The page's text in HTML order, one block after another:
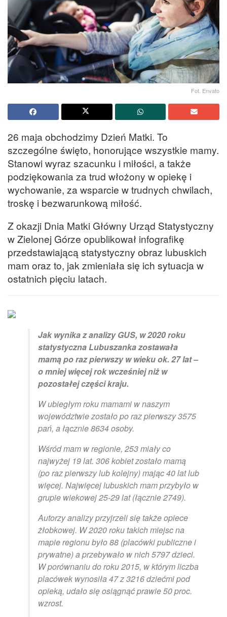
Fot. Envato
26 maja obchodzimy Dzień Matki. To
szczególne święto, honorujące wszystkie mamy.
Stanowi wyraz szacunku i miłości, a także
podziękowania za trud włożony w opiekę i
wychowanie, za wsparcie w trudnych chwilach,
troskę i bezwarunkową miłość.
Z okazji Dnia Matki Główny Urząd Statystyczny
w Zielonej Górze opublikował infografikę
przedstawiającą statystyczny obraz lubuskich
mam oraz to, jak zmieniała się ich sytuacja w
ostatnich pięciu latach.
Jak wynika z analizy GUS, w 2020 roku
statystyczna Lubuszanka zostawała
mamą po raz pierwszy w wieku ok. 27 lat –
o mniej więcej rok wcześniej niż w
pozostałej części kraju.
W ubiegłym roku mamami w naszym
województwie zostało po raz pierwszy 3575
pań, a łącznie 8634 osoby.
Wśród mam w regionie, 253 miały co
najwyżej 19 lat. 306 kobiet zostało mamą
(po raz pierwszy lub kolejny) mając 40 lat lub
więcej. Najwięcej lubuskich mam przybyło w
grupie wiekowej 25-29 lat (łącznie 2749).
Autorzy analizy przyjrzeli się także opiece
żłobkowej. W 2020 roku takich miejsc na
mapie regionu było 88 (placówki publiczne i
prywatne) a przebywało w nich 5797 dzieci.
W porównaniu do roku 2015, w którym liczba
placówek wynosiła 47 z 3216 dziećmi pod
opieką, udało się osiągnąć prawie 50 proc.
wzrost.